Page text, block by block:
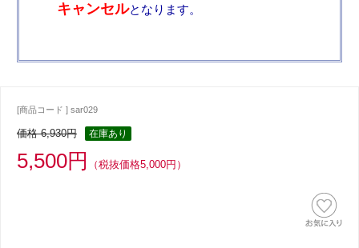
キャンセルとなります。
[商品コード ] sar029
価格 6,930円 在庫あり
5,500円 （税抜価格5,000円）